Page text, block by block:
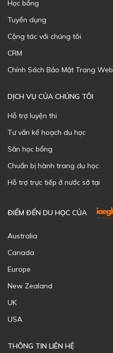
Học bổng
Tuyển dụng
Cộng tác với chúng tôi
CRM
Chính Sách Bảo Mật Trang Web
DỊCH VỤ CỦA CHÚNG TÔI
Hỗ trợ luyện thi
Tư vấn kế hoạch du học
Săn học bổng
Chuẩn bị hành trang du học
Hỗ trợ trực tiếp ở nước sở tại
ĐIỂM ĐẾN DU HỌC CỦA
Australia
Canada
Europe
New Zealand
UK
USA
THÔNG TIN LIÊN HỆ